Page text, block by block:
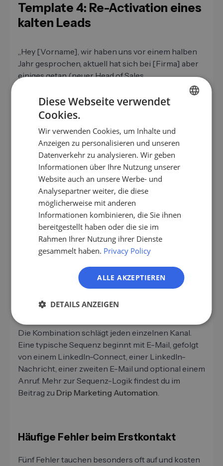
Template 4: Re-Activation eines
kalten Leads
„Hey [Vorname], wir haben uns vor einem halben
Jahr gesprochen, aktuell hat sich bei [Firma] aber
einiges getan (neuer Head of Sales,
Wachstumsphase). Da macht das Thema X jetzt
vielleicht wieder Sinn. Sollen wir kurz
drüberschauen?“
Kanal-Matrix: Welcher Kanal wann?
Der Kanal entscheidet über Aufmerksamkeit. Drei
Optionen sind im B2B-Outbound 2026 Standard.
E-Mail.Default für Cold-Outbound. Funktioniert
breit, ist skalierbar, gut messbar. Nachteil: hohe
Spam-Konkurrenz.
Persönlicher, höhere Open-Rate, aber
niedrigere Skalierbarkeit. Ideal für Decision-
Maker mit aktivem LinkedIn-Profil.
Im Mittelstand und Handwerk teilweise
skalierbar.
Die Kombination schlägt jeden einzelnen Kanal.
Eine typische Sequenz beginnt mit E-Mail, gefolgt
von einem LinkedIn-Connect, einer LinkedIn-
Nachricht, einer zweiten E-Mail und optional einem
Anruf. Mehr zur Sequenz-Logik findest du im
Beitrag zu Drip Marketing Automation.
Häufige Fehler beim Erstkontakt
Fünf Fehler tauchen besonders oft auf und kosten
EN
FR
PL
Diese Webseite verwendet
Cookies.
Wir verwenden Cookies, um Inhalte und
Anzeigen zu personalisieren und unseren
Datenverkehr zu analysieren. Wir geben
Informationen über Ihre Nutzung unserer
Website auch an unsere Werbe- und
Analysepartner weiter, die diese
möglicherweise mit anderen
Informationen kombinieren, die Sie ihnen
bereitgestellt haben oder die sie im
Rahmen Ihrer Nutzung ihrer Dienste
gesammelt haben. Privacy Policy
ALLE AKZEPTIEREN
DETAILS ANZEIGEN